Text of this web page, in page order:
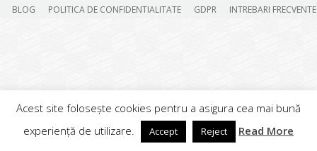
BLOG POLITICA DE CONFIDENTIALITATE GDPR INTREBARI FRECVENTE
Acest site folosește cookies pentru a asigura cea mai bună
experiență de utilizare.
Accept Reject Read More